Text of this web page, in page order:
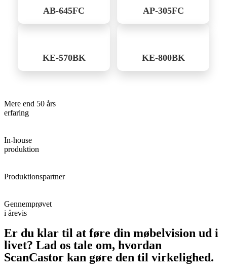
AB-645FC AP-305FC
KE-570BK KE-800BK
Mere end 50 års
erfaring
In-house
produktion
Produktionspartner
Gennemprøvet
i årevis
Er du klar til at føre din møbelvision ud i
livet? Lad os tale om, hvordan
ScanCastor kan gøre den til virkelighed.